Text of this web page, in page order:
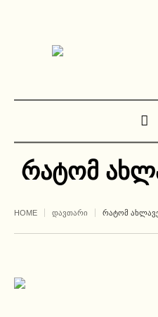
რატომ
HOME ᲓᲐᲕᲗᲐᲠᲘ ᲠᲐᲢᲝᲛ